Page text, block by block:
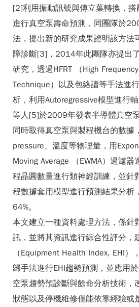
[2]利用振動訊號與傅立葉轉換，搭
進行真空泵壽命預測，同團隊於
法，提出新的研究成果證明該方法
障診斷[3]，2014年此團隊亦提出
研究，透過HFRT （High
Technique）以及包絡譜等手法進
析，利用Autoregressive模型進行
等人[5]於2009年發表半導體真空
同時取得真空泵與製程機台的數據
pressure、溫度等物理量，用
Moving Average （EWMA）過濾
程晶圓數量進行類神經訓練，並
程數據套用模型進行預測結果分析
64%。
本文建立一種資料處理方法，係針
訊，並將其資訊進行綜合性評分，
（Equipment Health Index, EHI）
歸手法進行EHI趨勢預測，並應用
空泵趨勢預診斷與餘命分析技術，
狀態以及停機維修僅能依靠經驗或